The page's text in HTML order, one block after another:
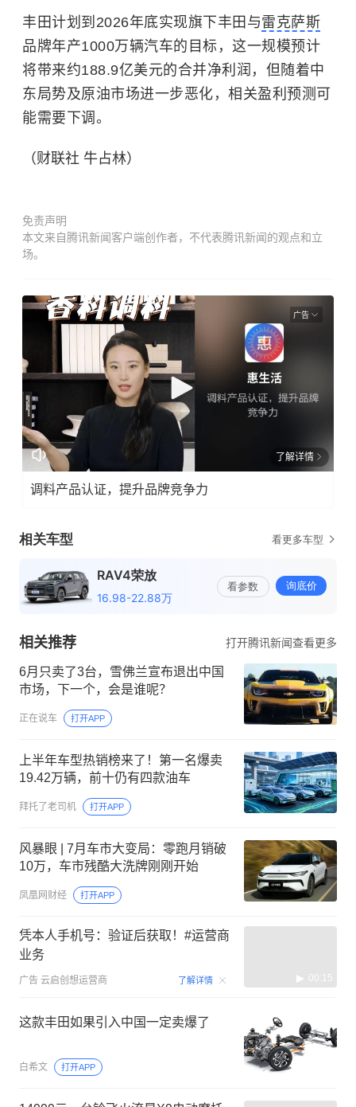
丰田计划到2026年底实现旗下丰田与雷克萨斯
品牌年产1000万辆汽车的目标，这一规模预计
将带来约188.9亿美元的合并净利润，但随着中
东局势及原油市场进一步恶化，相关盈利预测可
能需要下调。
（财联社 牛占林）
免责声明
本文来自腾讯新闻客户端创作者，不代表腾讯新闻的观点和立
场。
广告
了解详情
调料产品认证，提升品牌竞争力
相关推荐 打开腾讯新闻查看更多
6月只卖了3台，雪佛兰宣布退出中国
市场，下一个，会是谁呢？
正在说车 打开APP
上半年车型热销榜来了！第一名爆卖
19.42万辆，前十仍有四款油车
拜托了老司机 打开APP
风暴眼 | 7月车市大变局：零跑月销破
10万，车市残酷大洗牌刚刚开始
凤凰网财经 打开APP
凭本人手机号：验证后获取！#运营商
业务
广告 云启创想运营商 了解详情 00:15
这款丰田如果引入中国一定卖爆了
白希文 打开APP